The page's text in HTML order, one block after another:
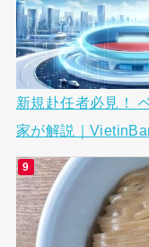
新規赴任者必見！
家が解説｜